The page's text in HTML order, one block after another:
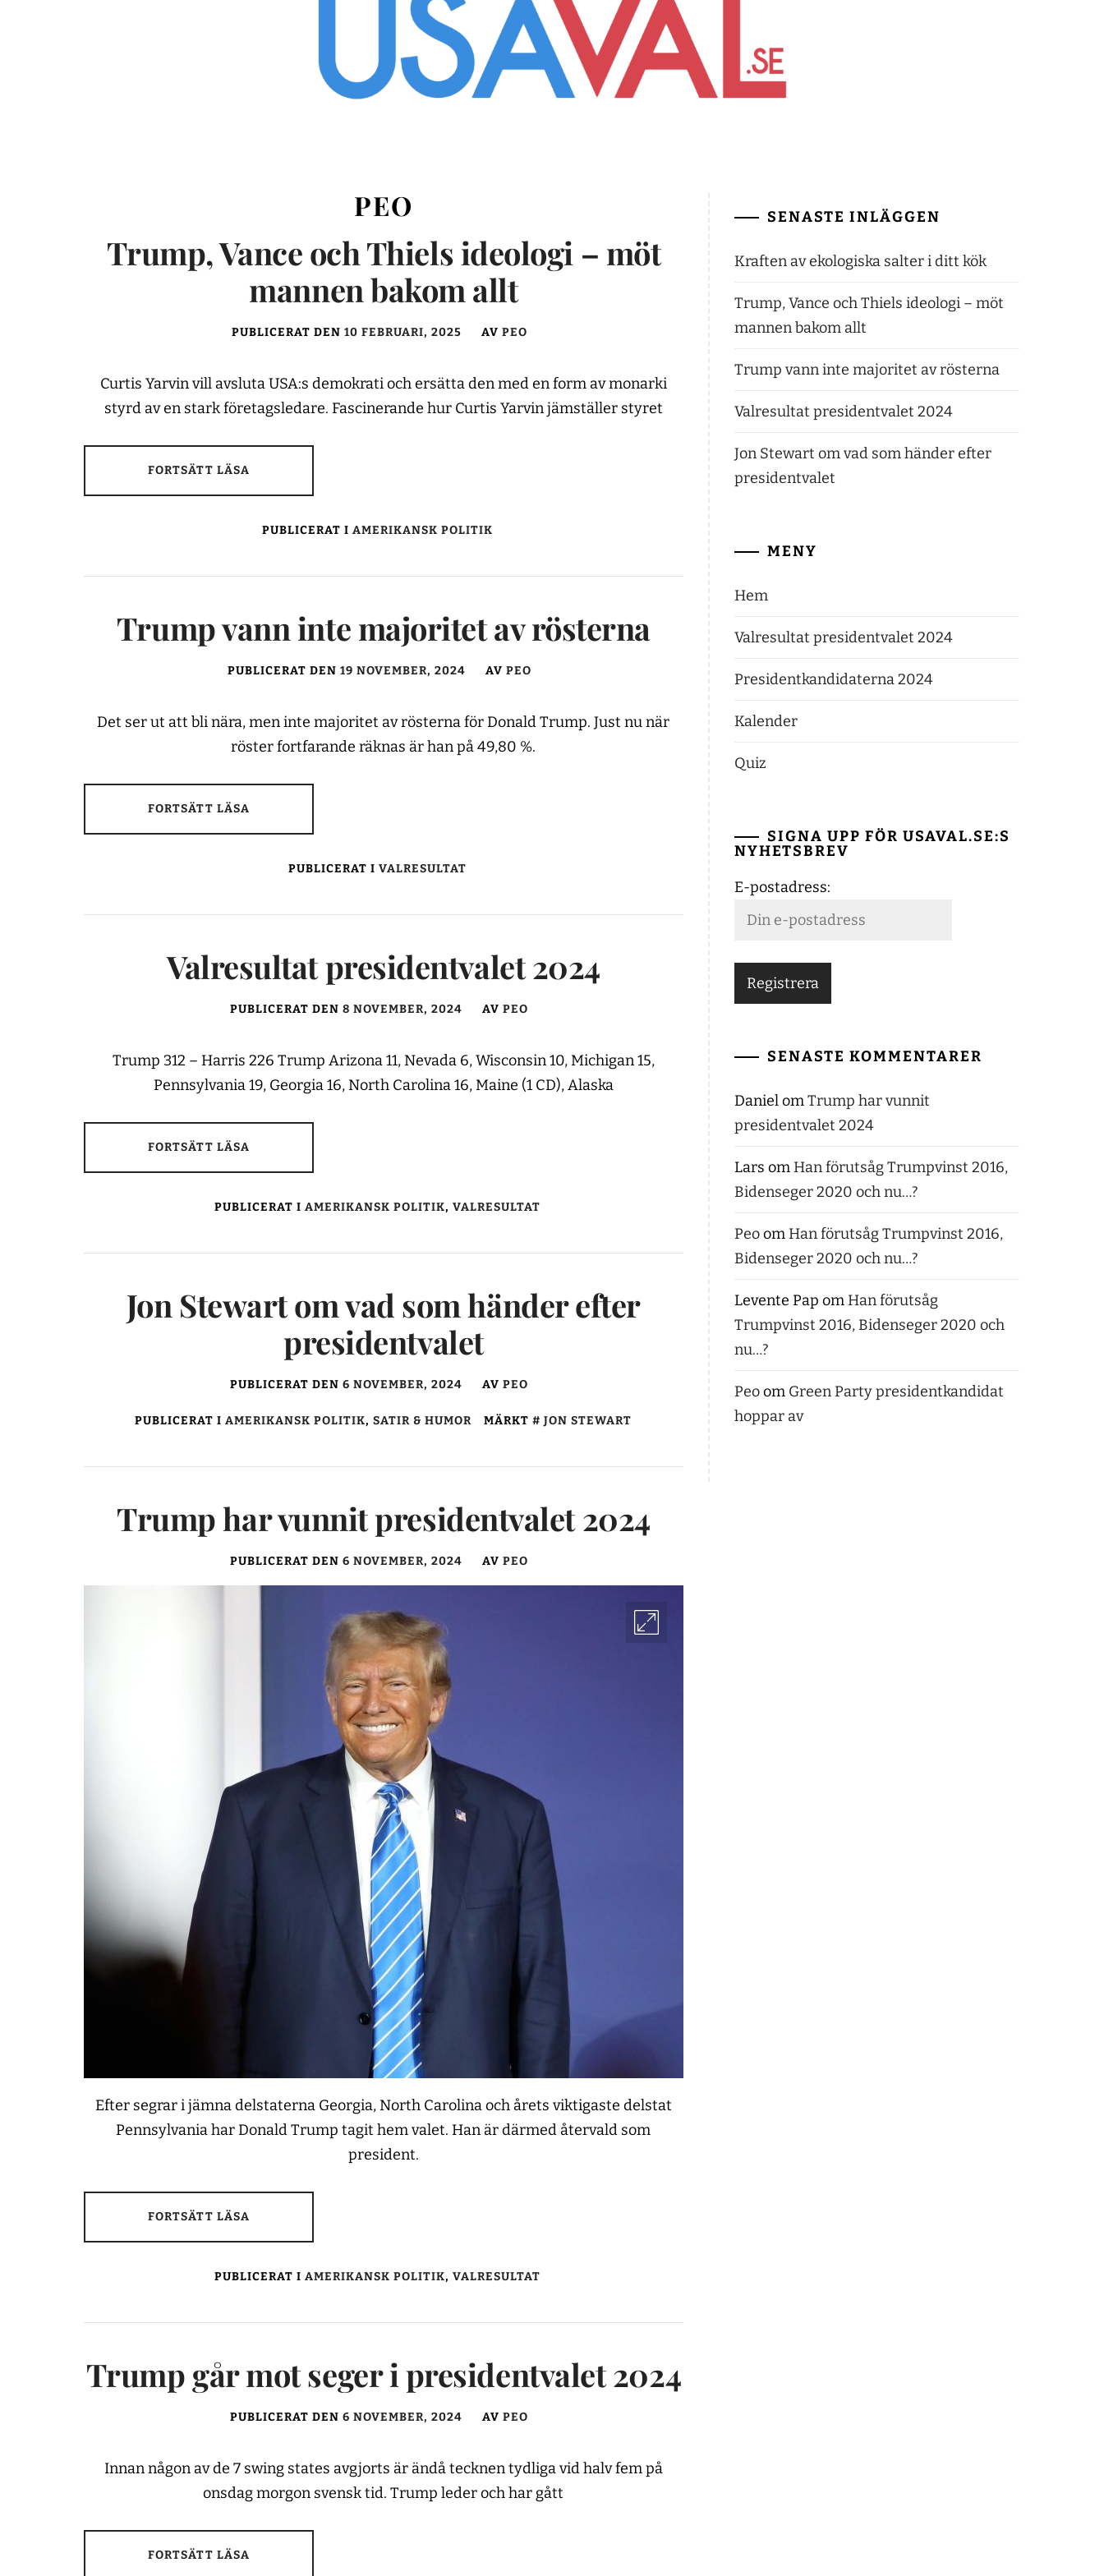
PEO
Trump, Vance och Thiels ideologi – möt
mannen bakom allt
PUBLICERAT DEN 10 FEBRUARI, 2025 AV PEO
Curtis Yarvin vill avsluta USA:s demokrati och ersätta den med en form av monarki
styrd av en stark företagsledare. Fascinerande hur Curtis Yarvin jämställer styret
FORTSÄTT LÄSA
PUBLICERAT I AMERIKANSK POLITIK
Trump vann inte majoritet av rösterna
PUBLICERAT DEN 19 NOVEMBER, 2024 AV PEO
Det ser ut att bli nära, men inte majoritet av rösterna för Donald Trump. Just nu när
röster fortfarande räknas är han på 49,80 %.
FORTSÄTT LÄSA
PUBLICERAT I VALRESULTAT
Valresultat presidentvalet 2024
PUBLICERAT DEN8 NOVEMBER, 2024 AVPEO
Trump 312 – Harris 226 Trump Arizona 11, Nevada 6, Wisconsin 10, Michigan 15,
Pennsylvania 19, Georgia 16, North Carolina 16, Maine (1 CD), Alaska
FORTSÄTT LÄSA
PUBLICERAT I AMERIKANSK POLITIK, VALRESULTAT
Jon Stewart om vad som händer efter
presidentvalet
PUBLICERAT DEN6 NOVEMBER, 2024 AVPEO
PUBLICERAT IAMERIKANSK POLITIK,SATIR & HUMOR MÄRKT JON STEWART
Trump har vunnit presidentvalet 2024
PUBLICERAT DEN6 NOVEMBER, 2024 AVPEO
Efter segrar i jämna delstaterna Georgia, North Carolina och årets viktigaste delstat
Pennsylvania har Donald Trump tagit hem valet. Han är därmed återvald som
president.
FORTSÄTT LÄSA
PUBLICERAT I AMERIKANSK POLITIK, VALRESULTAT
Trump går mot seger i presidentvalet 2024
PUBLICERAT DEN6 NOVEMBER, 2024 AVPEO
Innan någon av de 7 swing states avgjorts är ändå tecknen tydliga vid halv fem på
onsdag morgon svensk tid. Trump leder och har gått
FORTSÄTT LÄSA
SENASTE INLÄGGEN
Kraften av ekologiska salter i ditt kök
Trump, Vance och Thiels ideologi – möt
mannen bakom allt
Trump vann inte majoritet av rösterna
Valresultat presidentvalet 2024
Jon Stewart om vad som händer efter
presidentvalet
MENY
Hem
Valresultat presidentvalet 2024
Presidentkandidaterna 2024
Kalender
Quiz
SIGNA UPP FÖR USAVAL.SE:S
NYHETSBREV
E-postadress:
SENASTE KOMMENTARER
DanielomTrump har vunnit
presidentvalet 2024
Lars om Han förutsåg Trumpvinst 2016,
Bidenseger 2020 och nu…?
Peoom Han förutsåg Trumpvinst 2016,
Bidenseger 2020 och nu…?
Levente Pap om Han förutsåg
Trumpvinst 2016, Bidenseger 2020 och
nu…?
Peoom Green Party presidentkandidat
hoppar av